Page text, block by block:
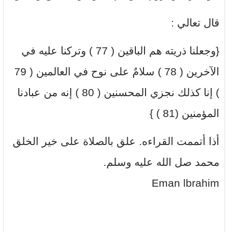
قال تعالي :
{وجعلنا ذريته هم الباقين ( 77 ) وتركنا عليه في
الآخرين ( 78 ) سلامٌ على نوح في العالمين ( 79
) إنا كذلك نجزي المحسنين ( 80 ) إنه من عبادنا
المؤمنين (81 ) }
أذا أتممت القراءه. علق بالصلاة على خير الخلق
محمد صل الله عليه وسلم.
Eman lbrahim